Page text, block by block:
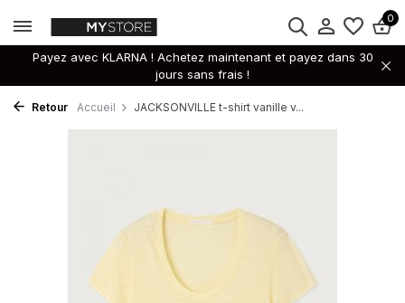
0
Payez avec KLARNA ! Achetez maintenant et payez dans 30
jours sans frais !
Retour Accueil JACKSONVILLE t-shirt vanille v...